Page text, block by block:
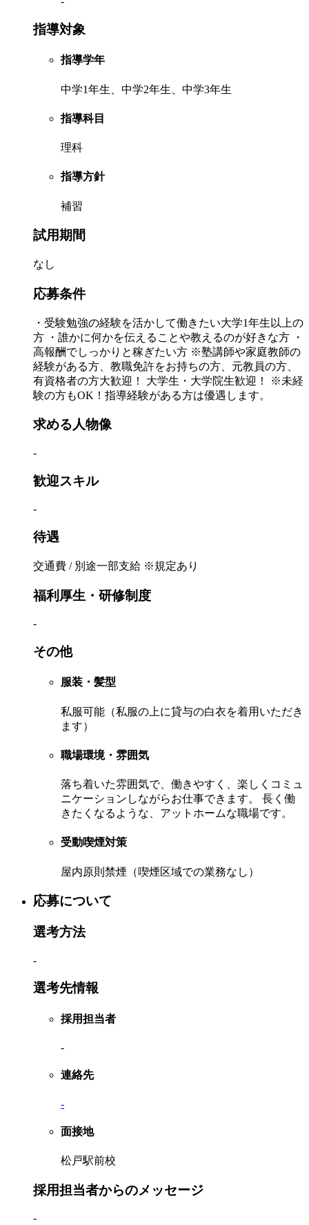
指導対象
指導学年
中学1年生、中学2年生、中学3年生
指導科目
理科
指導方針
補習
試用期間
なし
応募条件
・受験勉強の経験を活かして働きたい大学1年生以上の
方 ・誰かに何かを伝えることや教えるのが好きな方 ・
高報酬でしっかりと稼ぎたい方 ※塾講師や家庭教師の
経験がある方、教職免許をお持ちの方、元教員の方、
有資格者の方大歓迎！ 大学生・大学院生歓迎！ ※未経
験の方もOK！指導経験がある方は優遇します。
求める人物像
-
歓迎スキル
-
待遇
交通費 / 別途一部支給 ※規定あり
福利厚生・研修制度
-
その他
服装・髪型
私服可能（私服の上に貸与の白衣を着用いただき
ます）
職場環境・雰囲気
落ち着いた雰囲気で、働きやすく、楽しくコミュ
ニケーションしながらお仕事できます。 長く働
きたくなるような、アットホームな職場です。
受動喫煙対策
屋内原則禁煙（喫煙区域での業務なし）
応募について
選考方法
-
選考先情報
採用担当者
-
連絡先
-
面接地
松戸駅前校
採用担当者からのメッセージ
-